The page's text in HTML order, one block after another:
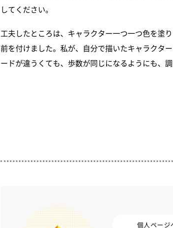
してください。
工夫したところは、キャラクター一つ一つ色を塗
前を付けました。私が、自分で描いたキャラクタ
ードが違うくても、歩数が同じになるようにも、調
個人ページ